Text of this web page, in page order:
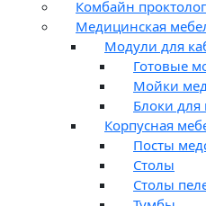
Комбайн
Медицинская
Модули для
Готовые
Мойки
Блоки для
Корпусная
Посты
Столы
Столы